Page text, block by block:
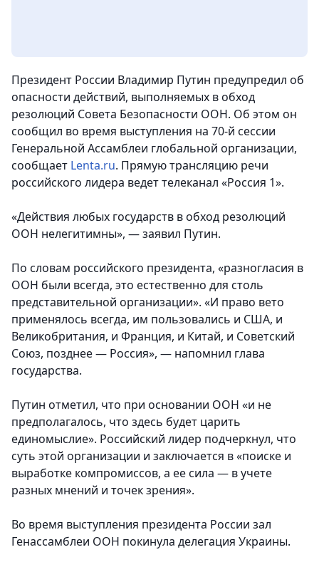
Президент России Владимир Путин предупредил об
опасности действий, выполняемых в обход
резолюций Совета Безопасности ООН. Об этом он
сообщил во время выступления на 70-й сессии
Генеральной Ассамблеи глобальной организации,
сообщает Lenta.ru. Прямую трансляцию речи
российского лидера ведет телеканал «Россия 1».
«Действия любых государств в обход резолюций
ООН нелегитимны», — заявил Путин.
По словам российского президента, «разногласия в
ООН были всегда, это естественно для столь
представительной организации». «И право вето
применялось всегда, им пользовались и США, и
Великобритания, и Франция, и Китай, и Советский
Союз, позднее — Россия», — напомнил глава
государства.
Путин отметил, что при основании ООН «и не
предполагалось, что здесь будет царить
единомыслие». Российский лидер подчеркнул, что
суть этой организации и заключается в «поиске и
выработке компромиссов, а ее сила — в учете
разных мнений и точек зрения».
Во время выступления президента России зал
Генассамблеи ООН покинула делегация Украины.